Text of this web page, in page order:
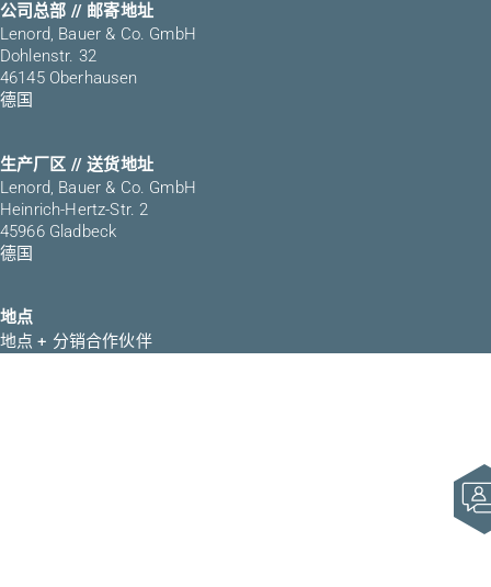
公司总部 // 邮寄地址
Lenord, Bauer & Co. GmbH
Dohlenstr. 32
46145 Oberhausen
德国
生产厂区 // 送货地址
Lenord, Bauer & Co. GmbH
Heinrich-Hertz-Str. 2
45966 Gladbeck
德国
地点
地点 + 分销合作伙伴